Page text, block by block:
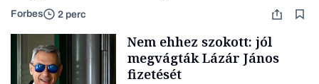
Forbes 2 perc
Nem ehhez szokott: jól
megvágták Lázár János
fizetését